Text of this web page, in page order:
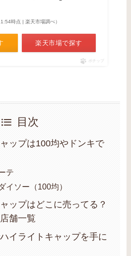
時点 | 楽天市場調べ）
楽天市場で探す
ポチップ
目次
ップは100均やドンキで
テ
イソー（100均）
ップはどこに売ってる？
舗一覧
イライトキャップを手に